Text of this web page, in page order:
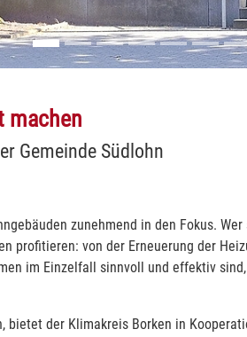
machen
Gemeinde Südlohn
zunehmend in den Fokus.
profitieren: von der Erneuerung der
im Einzelfall sinnvoll und effektiv
der Klimakreis Borken in